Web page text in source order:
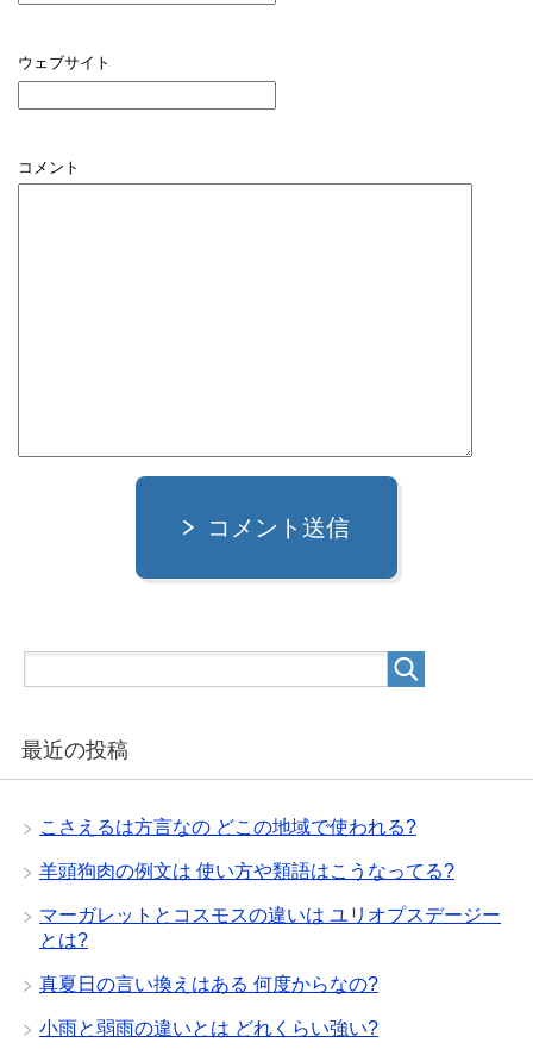
ウェブサイト
コメント
コメント送信
最近の投稿
こさえるは方言なの どこの地域で使われる?
羊頭狗肉の例文は 使い方や類語はこうなってる?
マーガレットとコスモスの違いは ユリオプスデージー
とは?
真夏日の言い換えはある 何度からなの?
小雨と弱雨の違いとは どれくらい強い?